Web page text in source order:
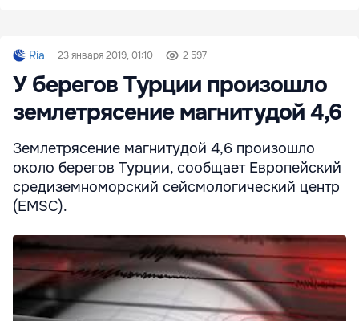
Ria 23 января 2019, 01:10 2 597
У берегов Турции произошло
землетрясение магнитудой 4,6
Землетрясение магнитудой 4,6 произошло
около берегов Турции, сообщает Европейский
средиземноморский сейсмологический центр
(EMSC).